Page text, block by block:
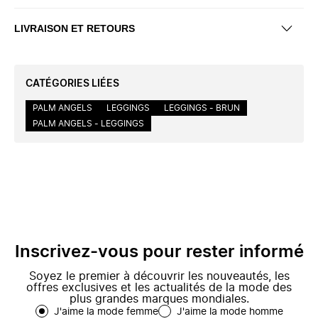
LIVRAISON ET RETOURS
CATÉGORIES LIÉES
PALM ANGELS LEGGINGS
LEGGINGS - BRUN
PALM ANGELS - LEGGINGS
Inscrivez-vous pour rester informé
Soyez le premier à découvrir les nouveautés, les
offres exclusives et les actualités de la mode des
plus grandes marques mondiales.
J'aime la mode femme J'aime la mode homme